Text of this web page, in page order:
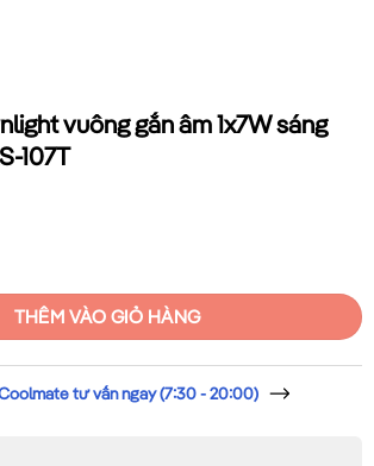
vuông gắn âm 1x7W sáng
107T
gắn âm 1x7W sáng trắng MPE DLS-107T số
THÊM VÀO GIỎ HÀNG
tư vấn ngay (7:30 - 20:00)